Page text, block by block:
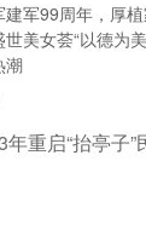
军99周年，厚
美女荟“以德为
潮